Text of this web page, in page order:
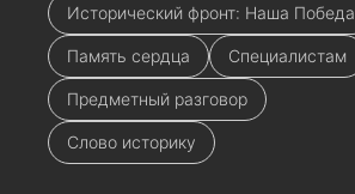
Исторический фронт: Наша Победа
Память сердца Специалистам
Предметный разговор
Слово историку